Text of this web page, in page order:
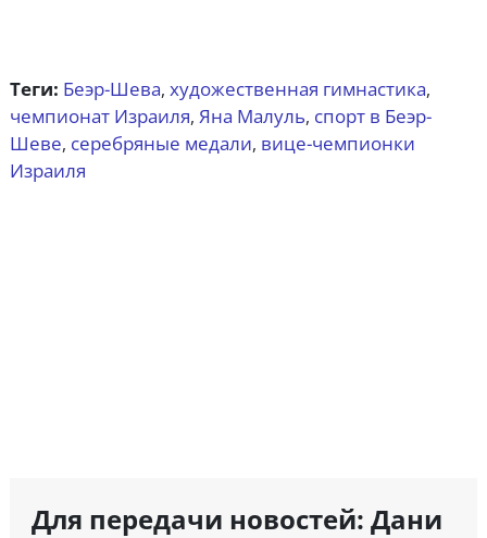
Теги: Беэр-Шева, художественная гимнастика,
чемпионат Израиля, Яна Малуль, спорт в Беэр-
Шеве, серебряные медали, вице-чемпионки
Израиля
Для передачи новостей: Дани